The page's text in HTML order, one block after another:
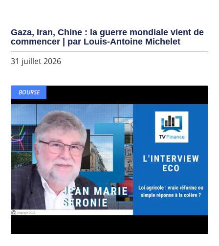
Gaza, Iran, Chine : la guerre mondiale vient de
commencer | par Louis-Antoine Michelet
31 juillet 2026
BOURSE